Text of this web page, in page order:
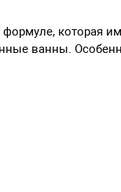
которая
ванны.